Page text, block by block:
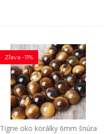
Tigrie oko korálky 6mm šnúra
Zľava -11%